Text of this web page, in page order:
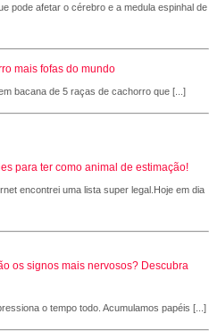
pode afetar o cérebro e a medula espinhal de
mais fofas do mundo
bacana de 5 raças de cachorro que [...]
para ter como animal de estimação!
encontrei uma lista super legal.Hoje em dia
os signos mais nervosos? Descubra
o tempo todo. Acumulamos papéis [...]